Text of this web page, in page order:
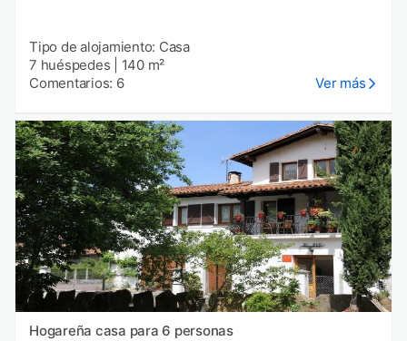
Tipo de alojamiento: Casa
7 huéspedes
140 m²
Comentarios: 6
Ver más
Hogareña casa para 6 personas